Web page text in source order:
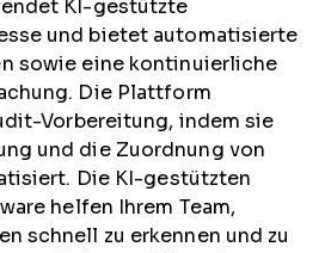
KI-gestützte
und bietet automatisierte
sowie eine kontinuierliche
Die Plattform
Vorbereitung, indem sie
und die Zuordnung von
Die KI-gestützten
helfen Ihrem Team,
schnell zu erkennen und zu